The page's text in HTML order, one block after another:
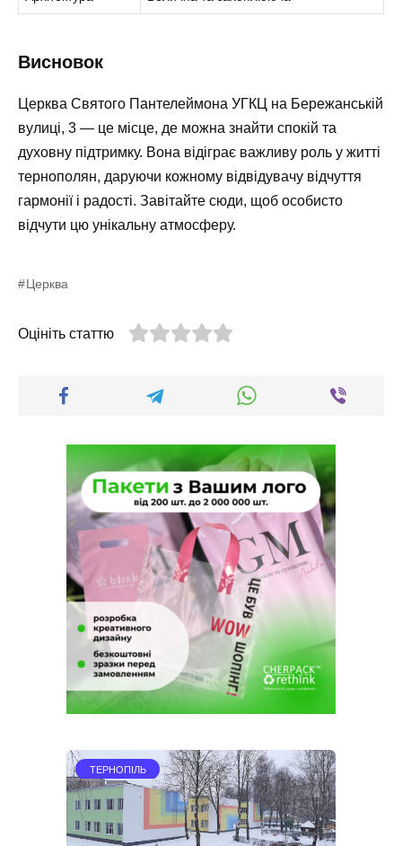
Висновок
Церква Святого Пантелеймона УГКЦ на Бережанській
вулиці, 3 — це місце, де можна знайти спокій та
духовну підтримку. Вона відіграє важливу роль у житті
тернополян, даруючи кожному відвідувачу відчуття
гармонії і радості. Завітайте сюди, щоб особисто
відчути цю унікальну атмосферу.
Церква
Оцініть статтю
ТЕРНОПІЛЬ